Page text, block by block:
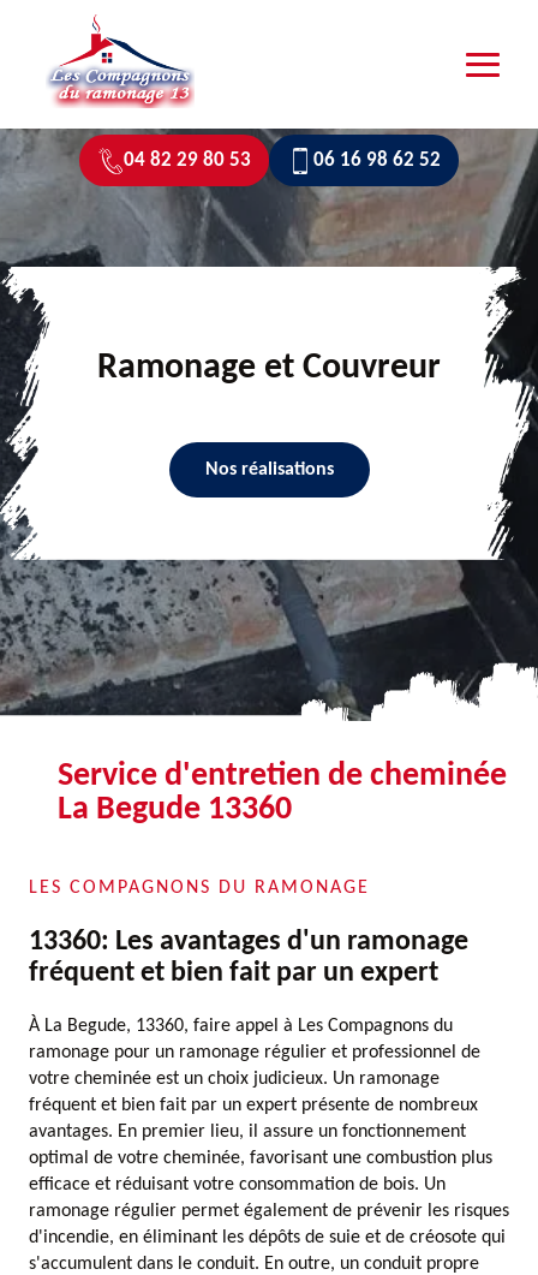
04 82 29 80 53 06 16 98 62 52
Ramonage et Couvreur
Nos réalisations
Service d'entretien de cheminée
La Begude 13360
LES COMPAGNONS DU RAMONAGE
13360: Les avantages d'un ramonage
fréquent et bien fait par un expert
À La Begude, 13360, faire appel à Les Compagnons du
ramonage pour un ramonage régulier et professionnel de
votre cheminée est un choix judicieux. Un ramonage
fréquent et bien fait par un expert présente de nombreux
avantages. En premier lieu, il assure un fonctionnement
optimal de votre cheminée, favorisant une combustion plus
efficace et réduisant votre consommation de bois. Un
ramonage régulier permet également de prévenir les risques
d'incendie, en éliminant les dépôts de suie et de créosote qui
s'accumulent dans le conduit. En outre, un conduit propre